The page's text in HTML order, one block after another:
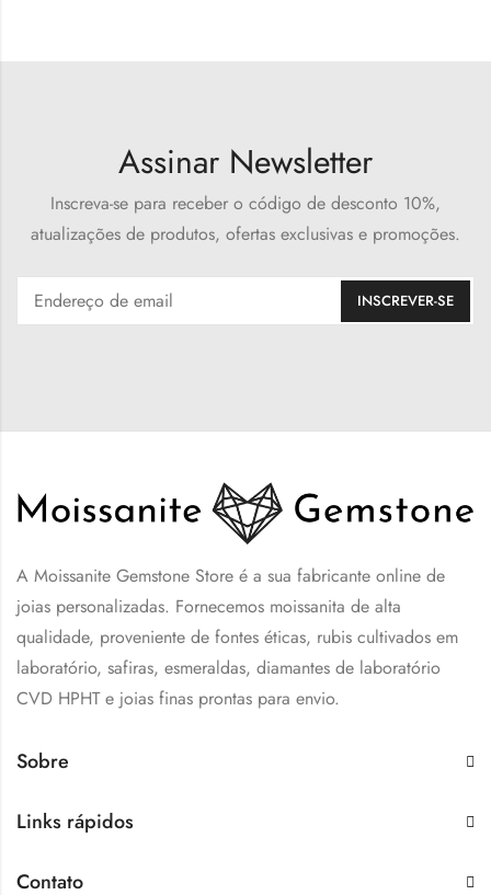
Assinar Newsletter
Inscreva-se para receber o código de desconto 10%,
atualizações de produtos, ofertas exclusivas e promoções.
A Moissanite Gemstone Store é a sua fabricante online de
joias personalizadas. Fornecemos moissanita de alta
qualidade, proveniente de fontes éticas, rubis cultivados em
laboratório, safiras, esmeraldas, diamantes de laboratório
CVD HPHT e joias finas prontas para envio.
Sobre
Links rápidos
Contato